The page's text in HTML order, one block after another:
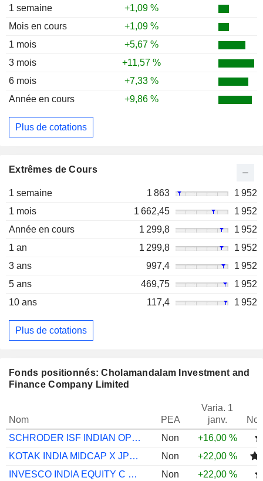
1 semaine
+1,09 %
Mois en cours
+1,09 %
1 mois
+5,67 %
3 mois
+11,57 %
6 mois
+7,33 %
Année en cours
+9,86 %
Plus de cotations
Extrêmes de Cours
1 semaine 1 863
1 952
1 mois
1 662,45
1 952
Année en cours
1 299,8
1 952
1 an
1 299,8
1 952
3 ans
997,4
1 952
5 ans
469,75
1 952
10 ans
117,4 1 952
Plus de cotations
Fonds positionnés: Cholamandalam Investment and
Finance Company Limited
Nom PEA
Varia. 1
janv.
SCHRODER ISF INDIAN OPPORTS I ACC USD
Non
+16,00 %
KOTAK INDIA MIDCAP X JPY INC
Non
+22,00 %
INVESCO INDIA EQUITY C USD AD
Non +22,00 %